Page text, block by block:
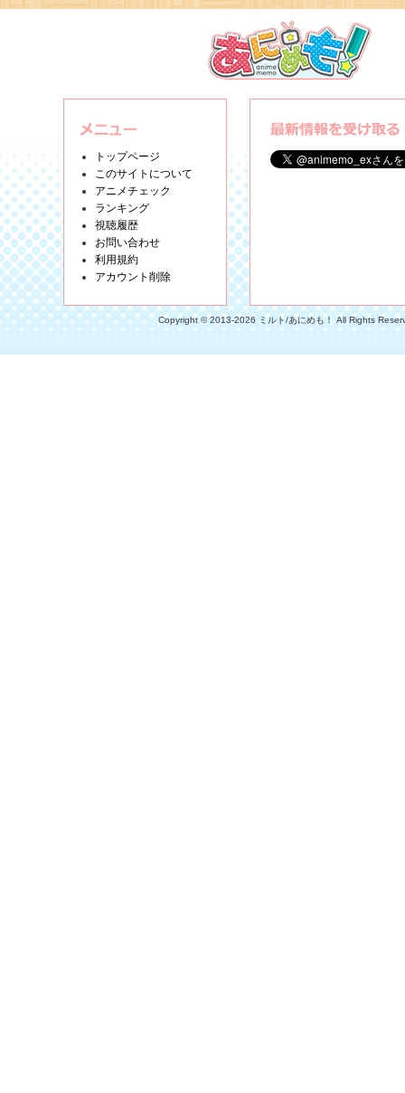
トップページ
このサイトについて
アニメチェック
ランキング
視聴履歴
お問い合わせ
利用規約
アカウント削除
Copyright © 2013-2026 ミルト/あにめも！ All Rights